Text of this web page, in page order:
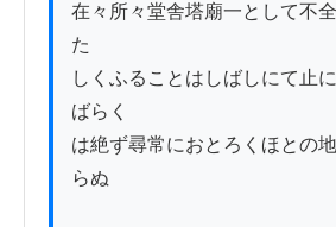
在々所々堂舎塔廟一として不
たゝ
しくふることはしばしにて止
ばらく
は絶ず尋常におとろくほとの
らぬ